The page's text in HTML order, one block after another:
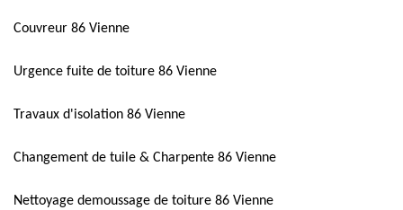
Couvreur 86 Vienne
Urgence fuite de toiture 86 Vienne
Travaux d'isolation 86 Vienne
Changement de tuile & Charpente 86 Vienne
Nettoyage demoussage de toiture 86 Vienne